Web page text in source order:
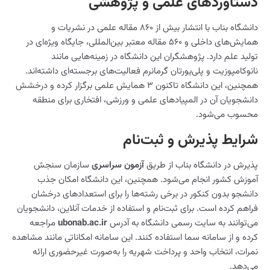
دانشگاه بناب با انتشار بیش از ۸۶۰ مقاله علمی در نشریات و
همایش‌های داخلی و ۵۶۰ مقاله معتبر بین‌المللی، جایگاه ویژه‌ای در
تولید علم دارد. پژوهشگران این دانشگاه در زمینه‌هایی مانند
نانوکامپوزیت و پلی‌یورتان گرمانرم فعالیت‌های برجسته‌ای داشته‌اند.
همچنین، این دانشگاه تاکنون ۳ همایش علمی برگزار کرده و درخشش
دانشجویان آن در المپیادهای علمی و ورزشی، افتخاری برای منطقه
محسوب می‌شود.
شرایط پذیرش و ثبت‌نام
پذیرش در دانشگاه بناب از طریقآزمون سراسری سازمان سنجش
آموزش کشور انجام می‌شود. همچنین، این دانشگاه امکان جذب
دانشجو بدون کنکور در برخی رشته‌ها را برای استعدادهای درخشان
فراهم کرده است. برای ثبت‌نام و استفاده از خدمات آنلاین، دانشجویان
می‌توانند به سایت رسمی دانشگاه به آدرسubonab.ac.irمراجعه
کرده و از سامانه سما استفاده کنند. این سامانه امکاناتی مانند مشاهده
نمرات، انتخاب واحد و پرداخت شهریه را به‌صورت غیرحضوری ارائه
می‌دهد.